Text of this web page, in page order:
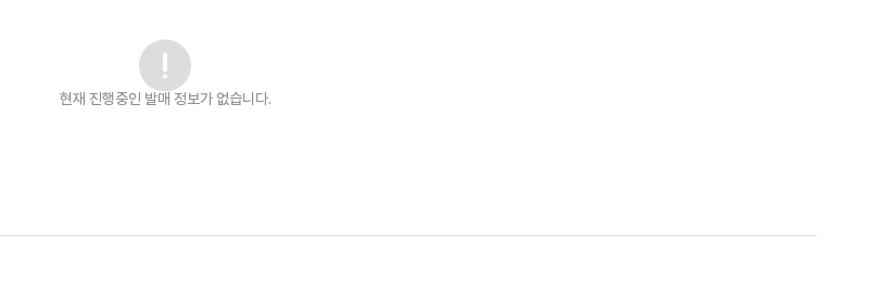
현재 진행중인 발매 정보가 없습니다.